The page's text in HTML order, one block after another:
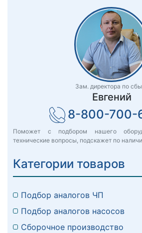
Зам. директора по
Евгений
8-800-700-
Поможет с подбором нашего
технические вопросы, подскажет по
Категории товаров
Подбор аналогов ЧП
Подбор аналогов насосов
Сборочное производство